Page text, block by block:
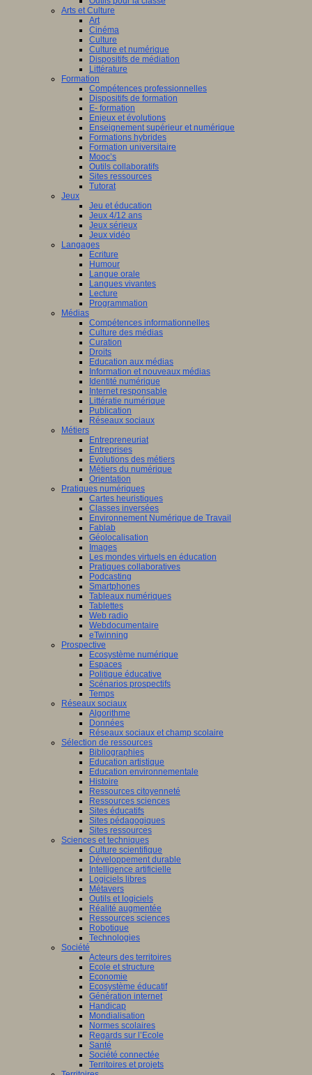
Arts et Culture
Art
Cinéma
Culture
Culture et numérique
Dispositifs de médiation
Littérature
Formation
Compétences professionnelles
Dispositifs de formation
E- formation
Enjeux et évolutions
Enseignement supérieur et numérique
Formations hybrides
Formation universitaire
Mooc’s
Outils collaboratifs
Sites ressources
Tutorat
Jeux
Jeu et éducation
Jeux 4/12 ans
Jeux sérieux
Jeux vidéo
Langages
Ecriture
Humour
Langue orale
Langues vivantes
Lecture
Programmation
Médias
Compétences informationnelles
Culture des médias
Curation
Droits
Education aux médias
Information et nouveaux médias
Identité numérique
Internet responsable
Littératie numérique
Publication
Réseaux sociaux
Métiers
Entrepreneuriat
Entreprises
Evolutions des métiers
Métiers du numérique
Orientation
Pratiques numériques
Cartes heuristiques
Classes inversées
Environnement Numérique de Travail
Fablab
Géolocalisation
Images
Les mondes virtuels en éducation
Pratiques collaboratives
Podcasting
Smartphones
Tableaux numériques
Tablettes
Web radio
Webdocumentaire
eTwinning
Prospective
Ecosystème numérique
Espaces
Politique éducative
Scénarios prospectifs
Temps
Réseaux sociaux
Algorithme
Données
Réseaux sociaux et champ scolaire
Sélection de ressources
Bibliographies
Education artistique
Education environnementale
Histoire
Ressources citoyenneté
Ressources sciences
Sites éducatifs
Sites pédagogiques
Sites ressources
Sciences et techniques
Culture scientifique
Développement durable
Intelligence artificielle
Logiciels libres
Métavers
Outils et logiciels
Réalité augmentée
Ressources sciences
Robotique
Technologies
Société
Acteurs des territoires
Ecole et structure
Economie
Ecosystème éducatif
Génération internet
Handicap
Mondialisation
Normes scolaires
Regards sur l’Ecole
Santé
Société connectée
Territoires et projets